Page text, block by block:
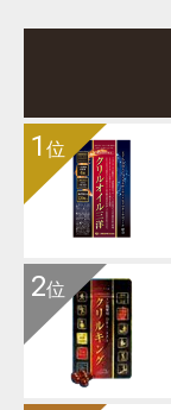
1 位
2位